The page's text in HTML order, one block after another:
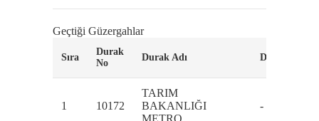
Geçtiği Güzergahlar
Sıra
Durak
No
Durak Adı Durak Adres
1 10172
TARIM
BAKANLIĞI
METRO
-